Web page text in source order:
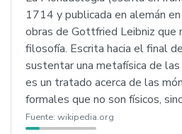
1714 y publicada en alemán
obras de Gottfried Leibniz que
filosofía. Escrita hacia el final
sustentar una metafísica de
es un tratado acerca de las
formales que no son físicos,
Fuente: wikipedia.org